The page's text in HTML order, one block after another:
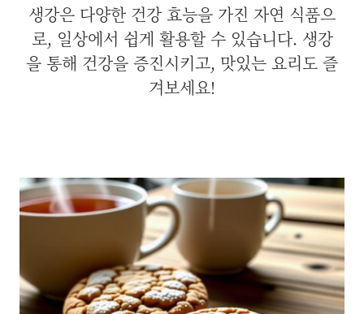
생강은 다양한 건강 효능을 가진 자연 식품으
로, 일상에서 쉽게 활용할 수 있습니다. 생강
을 통해 건강을 증진시키고, 맛있는 요리도 즐
겨보세요!